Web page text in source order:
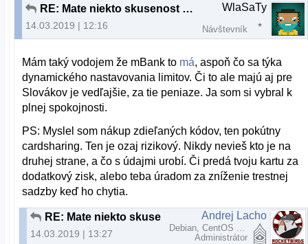
RE: Mate niekto skusenost s Paysafecard?
14.03.2019 | 12:16
WlaSaTy
Návštevník
Mám taký vodojem že mBank to má, aspoň čo sa týka
dynamického nastavovania limitov. Či to ale majú aj pre
Slovákov je vedľajšie, za tie peniaze. Ja som si vybral k
plnej spokojnosti.
PS: Myslel som nákup zdieľaných kódov, ten pokútny
cardsharing. Ten je ozaj rizikový. Nikdy nevieš kto je na
druhej strane, a čo s údajmi urobí. Či predá tvoju kartu za
dodatkový zisk, alebo teba úradom za zníženie trestnej
sadzby keď ho chytia.
14.03.2019 | 13:27
Andrej Lacho
Debian, CentOS ...
Administrátor